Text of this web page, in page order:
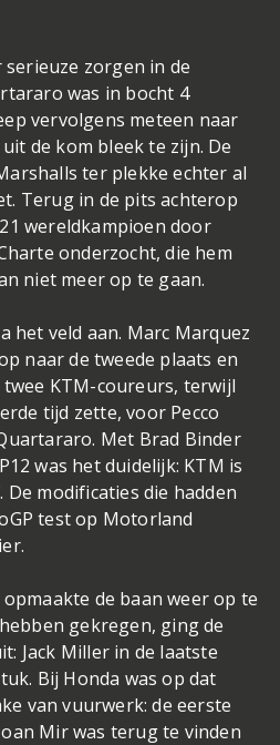
zorgen in de
was in bocht 4
vervolgens meteen naar
de kom bleek te zijn. De
ter plekke echter al
Terug in de pits achterop
wereldkampioen door
onderzocht, die hem
niet meer op te gaan.
het veld aan. Marc Marquez
naar de tweede plaats en
KTM-coureurs, terwijl
tijd zette, voor Pecco
Met Brad Binder
was het duidelijk: KTM is
modificaties die hadden
test op Motorland
de baan weer op te
gekregen, ging de
Jack Miller in de laatste
Bij Honda was op dat
van vuurwerk: de eerste
Mir was terug te vinden